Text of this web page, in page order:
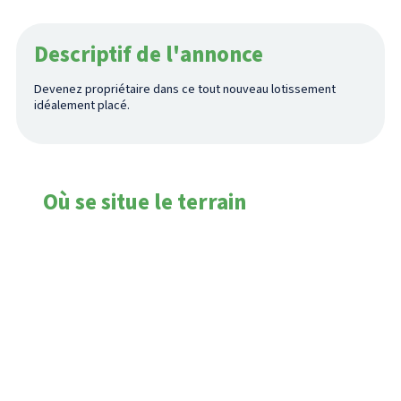
Descriptif de l'annonce
Devenez propriétaire dans ce tout nouveau lotissement
idéalement placé.
Où se situe le terrain